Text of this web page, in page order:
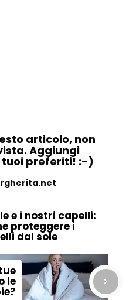
articolo, non
Aggiungi
tuoi preferiti! :-)
e i nostri capelli:
proteggere i
dal sole
le